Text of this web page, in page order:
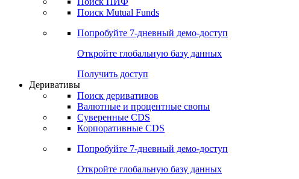
Поиск Mutual Funds
Попробуйте 7-дневный демо-доступ
Откройте глобальную базу данных
Получить доступ
Деривативы
Поиск деривативов
Валютные и процентные свопы
Суверенные CDS
Корпоративные CDS
Попробуйте 7-дневный демо-доступ
Откройте глобальную базу данных